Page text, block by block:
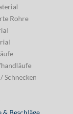
Rohre
Schnecken